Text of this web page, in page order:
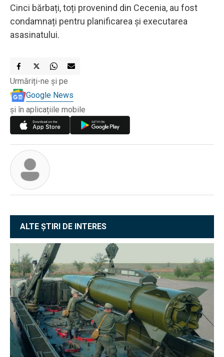
Cinci bărbați, toți provenind din Cecenia, au fost
condamnați pentru planificarea și executarea
asasinatului.
Urmăriți-ne și pe
Google News
și în aplicațiile mobile
ALTE ȘTIRI DE INTERES